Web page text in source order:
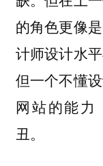
的角色更像
计师设计水
但一个不懂
网站的能力
丑。